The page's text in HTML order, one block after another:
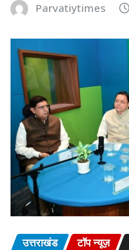
Parvatiytimes
उत्तराखंड टॉप न्यूज़